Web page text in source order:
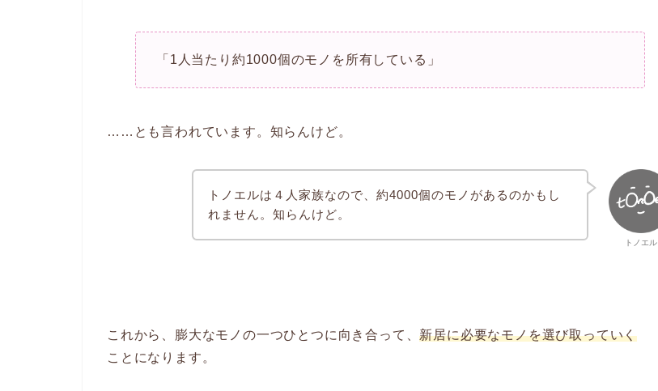
「1人当たり約1000個のモノを所有している」
……とも言われています。知らんけど。
トノエル
トノエルは４人家族なので、約4000個のモノがあるのかもし
れません。知らんけど。
これから、膨大なモノの一つひとつに向き合って、新居に必要なモノを選び取っていく
ことになります。